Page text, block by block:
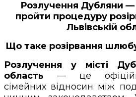
Розлучення Дубляни —
пройти процедуру
Львівській
Що таке розірвання
Розлучення у місті
область — це
сімейних відносин між